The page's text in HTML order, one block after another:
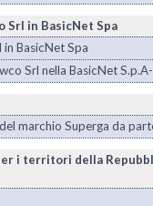
Srl in BasicNet Spa
BasicNet Spa
Srl nella BasicNet S.p.A-
marchio Superga da
i territori della